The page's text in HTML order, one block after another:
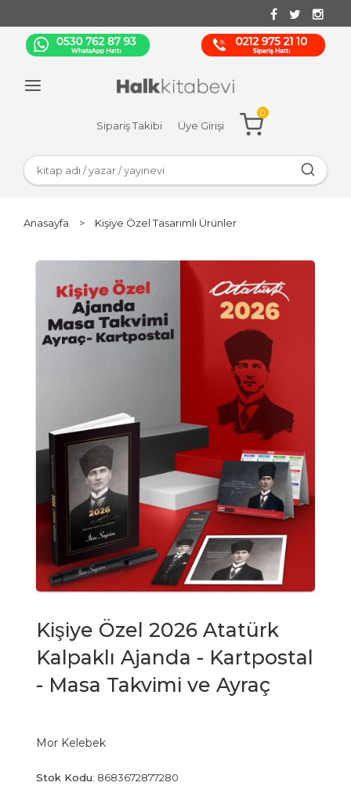
Sipariş Takibi Üye Girişi
0
Anasayfa > Kişiye Özel Tasarımlı Ürünler
Kişiye Özel 2026 Atatürk
Kalpaklı Ajanda - Kartpostal
- Masa Takvimi ve Ayraç
Mor Kelebek
Stok Kodu: 8683672877280